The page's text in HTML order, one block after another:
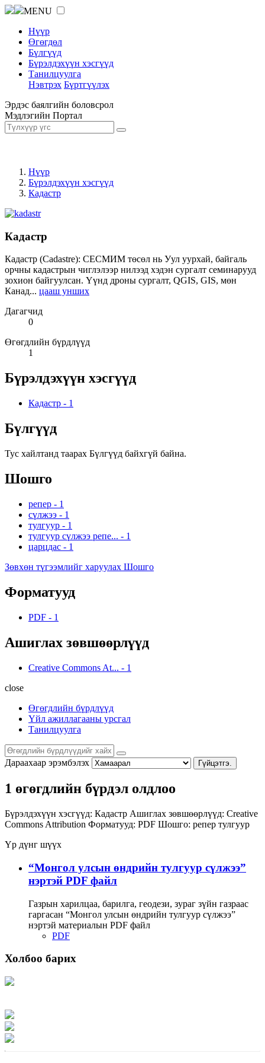
MENU
Нүүр
Өгөгдөл
Бүлгүүд
Бүрэлдэхүүн хэсгүүд
Танилцуулга
Нэвтрэх Бүртгүүлэх
Эрдэс баялгийн боловсрол
Мэдлэгийн Портал
Нүүр
Бүрэлдэхүүн хэсгүүд
Кадастр
Кадастр
Кадастр (Cadastre): СЕСМИМ төсөл нь Уул уурхай, байгаль
орчны кадастрын чиглэлээр нилээд хэдэн сургалт семинарууд
зохион байгуулсан. Үүнд дроны сургалт, QGIS, GIS, мөн
Канад... цааш унших
Дагагчид
0
Өгөгдлийн бүрдлүүд
1
Бүрэлдэхүүн хэсгүүд
Кадастр - 1
Бүлгүүд
Тус хайлтанд таарах Бүлгүүд байхгүй байна.
Шошго
репер - 1
сүлжээ - 1
тулгуур - 1
тулгуур сүлжээ репе... - 1
царцдас - 1
Зөвхөн түгээмлийг харуулах Шошго
Форматууд
PDF - 1
Ашиглах зөвшөөрлүүд
Creative Commons At... - 1
close
Өгөгдлийн бүрдлүүд
Үйл ажиллагааны урсгал
Танилцуулга
Дараахаар эрэмбэлэх Гүйцэтгэ.
1 өгөгдлийн бүрдэл олдлоо
Бүрэлдэхүүн хэсгүүд: Кадастр Ашиглах зөвшөөрлүүд: Creative
Commons Attribution Форматууд: PDF Шошго: репер тулгуур
Үр дүнг шүүх
“Монгол улсын өндрийн тулгуур сүлжээ”
нэртэй PDF файл
Газрын харилцаа, барилга, геодези, зураг зүйн газраас
гаргасан “Монгол улсын өндрийн тулгуур сүлжээ”
нэртэй материалын PDF файл
PDF
Холбоо барих